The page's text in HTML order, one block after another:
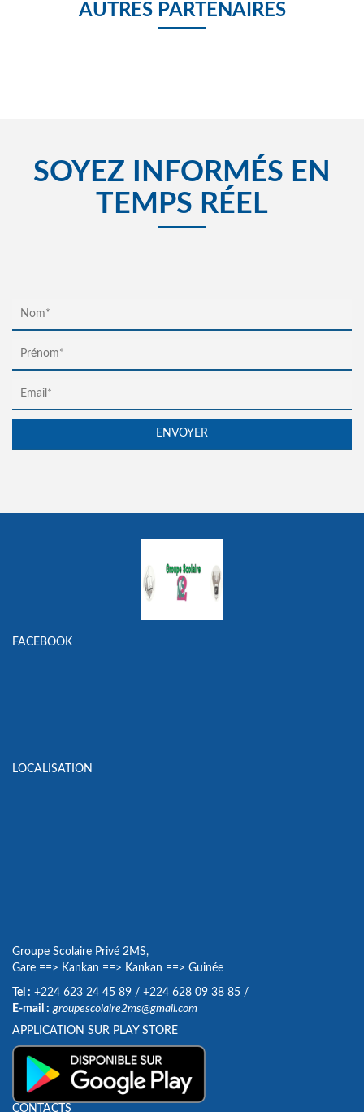
AUTRES PARTENAIRES
SOYEZ INFORMÉS EN
TEMPS RÉEL
FACEBOOK
LOCALISATION
Groupe Scolaire Privé 2MS,
Gare ==> Kankan ==> Kankan ==> Guinée
Tel : +224 623 24 45 89 / +224 628 09 38 85 /
E-mail : groupescolaire2ms@gmail.com
APPLICATION SUR PLAY STORE
CONTACTS